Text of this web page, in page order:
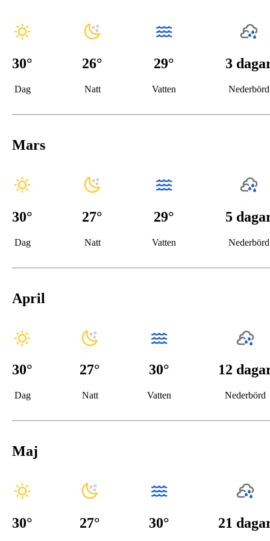
30°
Dag
26°
Natt
29°
Vatten
3
Nederbörd
Mars
30°
Dag
27°
Natt
29°
Vatten
5
Nederbörd
April
30°
Dag
27°
Natt
30°
Vatten
12
Nederbörd
Maj
30° 27° 30° 21